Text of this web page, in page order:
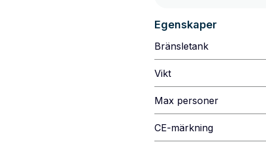
Egenskaper
Bränsletank
Vikt
Max personer
CE-märkning